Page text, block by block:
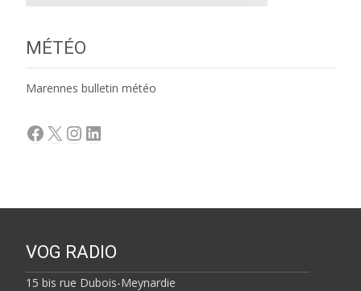
MÉTÉO
Marennes bulletin météo
Facebook
X Instagram
LinkedIn
VOG RADIO
15 bis rue Dubois-Meynardie